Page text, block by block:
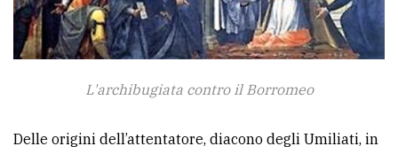
L'archibugiata contro il Borromeo
Delle origini dell’attentatore, diacono degli Umiliati, in